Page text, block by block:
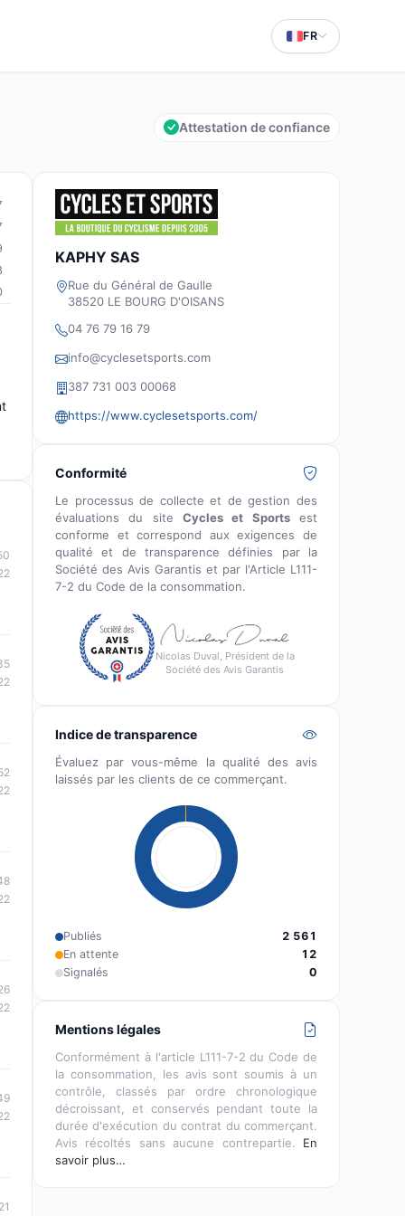
FR
Attestation de confiance
KAPHY SAS
Rue du Général de Gaulle
38520 LE BOURG D'OISANS
04 76 79 16 79
info@cyclesetsports.com
387 731 003 00068
https://www.cyclesetsports.com/
Conformité
Le processus de collecte et de gestion des
évaluations du site Cycles et Sportsest
conforme et correspond aux exigences de
qualité et de transparence définies par la
Société des Avis Garantis et par l'Article L111-
7-2 du Code de la consommation.
Nicolas Duval, Président de la
Société des Avis Garantis
Indice de transparence
Évaluez par vous-même la qualité des avis
laissés par les clients de ce commerçant.
Publiés
2 561
En attente
12
Signalés
0
Mentions légales
Conformément à l'article L111-7-2 du Code de
la consommation, les avis sont soumis à un
contrôle, classés par ordre chronologique
décroissant, et conservés pendant toute la
durée d'exécution du contrat du commerçant.
Avis récoltés sans aucune contrepartie. En
savoir plus…